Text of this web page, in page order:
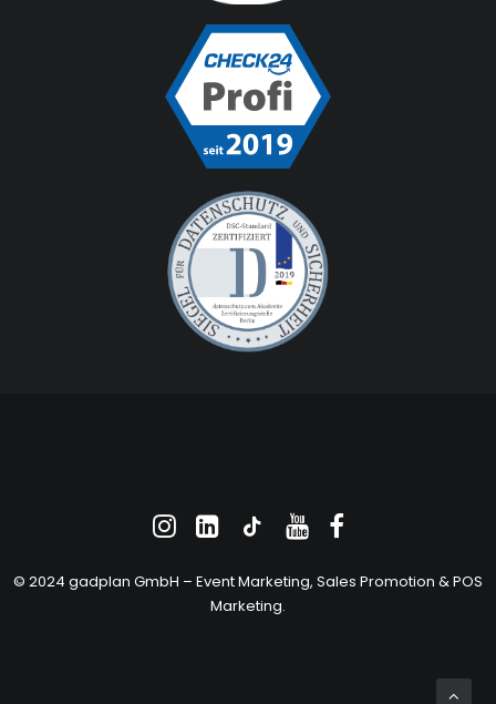
© 2024 gadplan GmbH – Event Marketing, Sales Promotion &POS
Marketing.